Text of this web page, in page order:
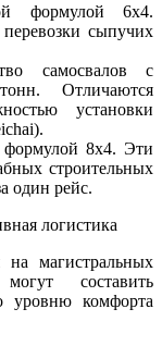
формулой 6х4.
сыпучих
самосвалов с
Отличаются
установки
8х4. Эти
строительных
один рейс.
логистика
магистральных
составить
уровню комфорта